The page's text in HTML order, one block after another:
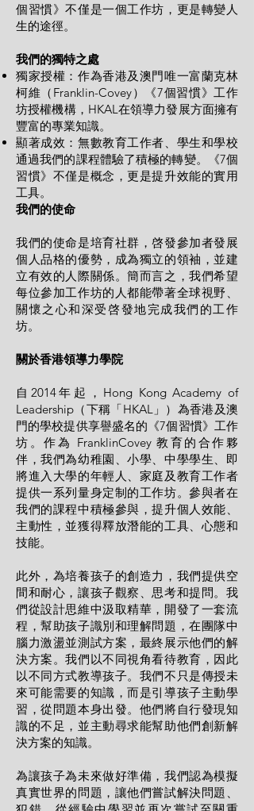
個習慣》不僅是一個工作坊，更是轉變人
生的途徑。
我們的獨特之處
獨家授權：作為香港及澳門唯一富蘭克林
柯維（Franklin-Covey）《7個習慣》工作
坊授權機構，HKAL在領導力發展方面擁有
豐富的專業知識。
顯著成效：無數教育工作者、學生和學校
通過我們的課程體驗了積極的轉變。《7個
習慣》不僅是概念，更是提升效能的實用
工具。
我們的使命
我們的使命是培育社群，啓發參加者發展
個人品格的優勢，成為獨立的領袖，並建
立有效的人際關係。簡而言之，我們希望
每位參加工作坊的人都能帶著全球視野、
關懷之心和深受啓發地完成我們的工作
坊。
關於香港領導力學院
自2014年起，Hong Kong Academy of
Leadership（下稱「HKAL」）為香港及澳
門的學校提供享譽盛名的《7個習慣》工作
坊。作為 FranklinCovey 教育的合作夥
伴，我們為幼稚園、小學、中學學生、即
將進入大學的年輕人、家庭及教育工作者
提供一系列量身定制的工作坊。參與者在
我們的課程中積極參與，提升個人效能、
主動性，並獲得釋放潛能的工具、心態和
技能。
此外，為培養孩子的創造力，我們提供空
間和耐心，讓孩子觀察、思考和提問。我
們從設計思維中汲取精華，開發了一套流
程，幫助孩子識別和理解問題，在團隊中
腦力激盪並測試方案，最終展示他們的解
決方案。我們以不同視角看待教育，因此
以不同方式教導孩子。我們不只是傳授未
來可能需要的知識，而是引導孩子主動學
習，從問題本身出發。他們將自行發現知
識的不足，並主動尋求能幫助他們創新解
決方案的知識。
為讓孩子為未來做好準備，我們認為模擬
真實世界的問題，讓他們嘗試解決問題、